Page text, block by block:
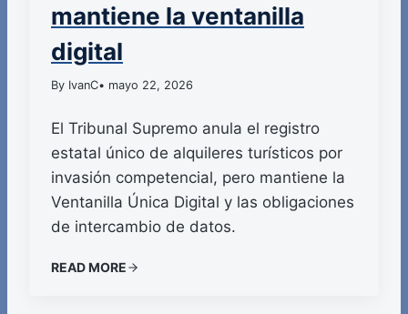
mantiene la ventanilla
digital
By IvanC• mayo 22, 2026
El Tribunal Supremo anula el registro
estatal único de alquileres turísticos por
invasión competencial, pero mantiene la
Ventanilla Única Digital y las obligaciones
de intercambio de datos.
READ MORE